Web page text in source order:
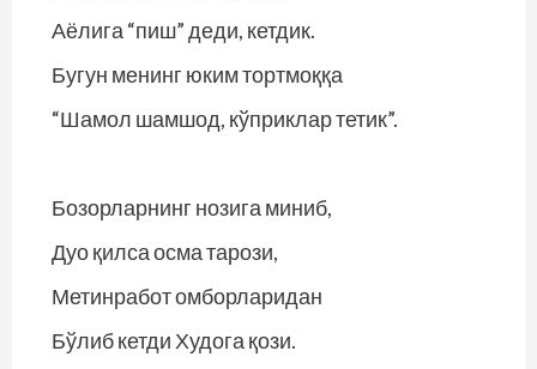
Аёлига “пиш” деди, кетдик.
Бугун менинг юким тортмоққа
“Шамол шамшод, кўприклар тетик”.
Бозорларнинг нозига миниб,
Дуо қилса осма тарози,
Метинработ омборларидан
Бўлиб кетди Худога қози.